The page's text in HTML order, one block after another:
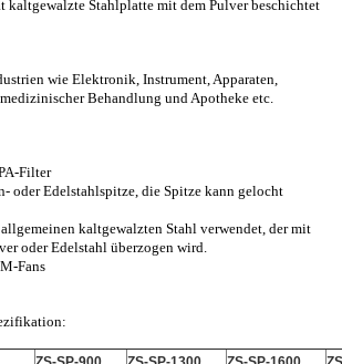
kaltgewalzte Stahlplatte mit dem Pulver beschichtet
wie Elektronik, Instrument, Apparaten,
Behandlung und Apotheke etc.
Filter
oder Edelstahlspitze, die Spitze kann gelocht
kaltgewalzten Stahl verwendet, der mit
oder Edelstahl überzogen wird.
Fans